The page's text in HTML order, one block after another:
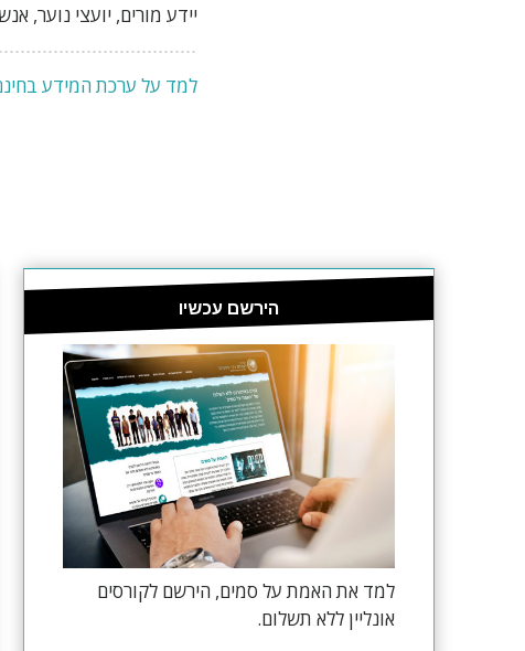
יידע מורים, יועצי נוער,
למד על ערכת המידע
הירשם עכשיו
למד את האמת על סמים, הירשם לקורסים
אונליין ללא תשלום.